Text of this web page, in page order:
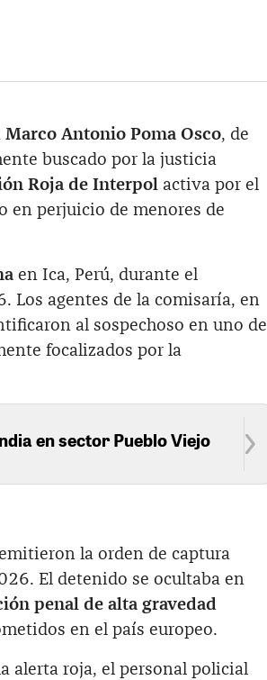
Marco Antonio Poma Osco, de
buscado por la justicia
Roja de Interpol activa por el
en perjuicio de menores de
en Ica, Perú, durante el
agentes de la comisaría, en
al sospechoso en uno de
focalizados por la
en sector Pueblo Viejo
la orden de captura
El detenido se ocultaba en
penal de alta gravedad
en el país europeo.
alerta roja, el personal policial